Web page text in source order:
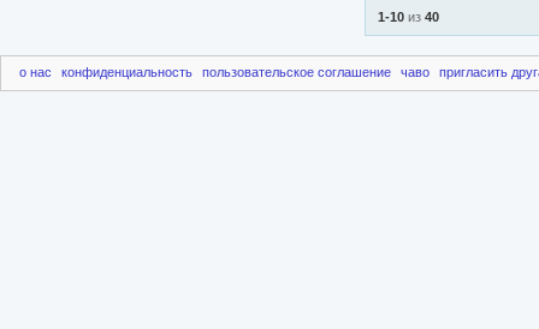
1-10из 40
о нас конфиденциальность пользовательское соглашение чаво пригласить